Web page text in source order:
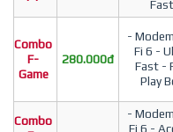
Fast
Combo
F-
Game
280.000đ
-
Fi 6 -
Fast -
Play
Combo
-
Fi 6 -